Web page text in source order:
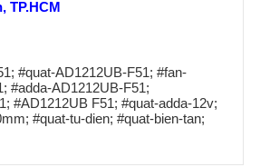
TP.HCM
#quat-AD1212UB-F51; #fan-
#adda-AD1212UB-F51;
#AD1212UB F51; #quat-adda-12v;
#quat-tu-dien; #quat-bien-tan;